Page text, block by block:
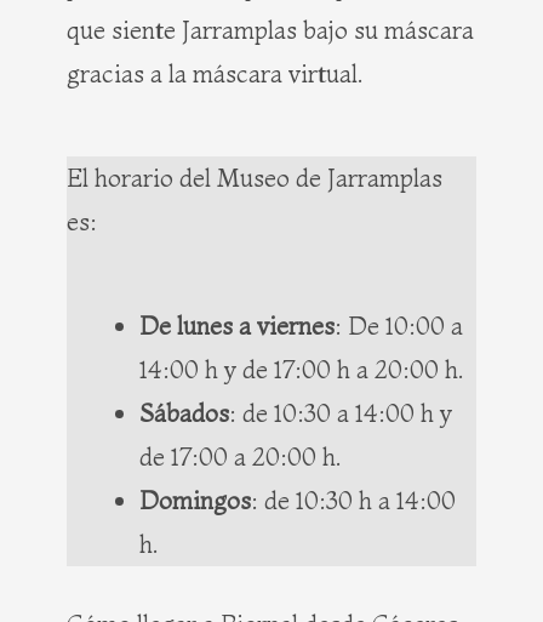
que siente Jarramplas bajo su máscara
gracias a la máscara virtual.
El horario del Museo de Jarramplas
es:
De lunes a viernes: De 10:00 a
14:00 h y de 17:00 h a 20:00 h.
Sábados: de 10:30 a 14:00 h y
de 17:00 a 20:00 h.
Domingos: de 10:30 h a 14:00
h.